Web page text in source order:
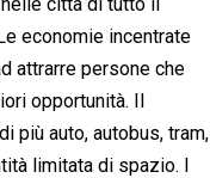
economie incentrate
attrarre persone che
opportunità. Il
più auto, autobus, tram,
limitata di spazio. I